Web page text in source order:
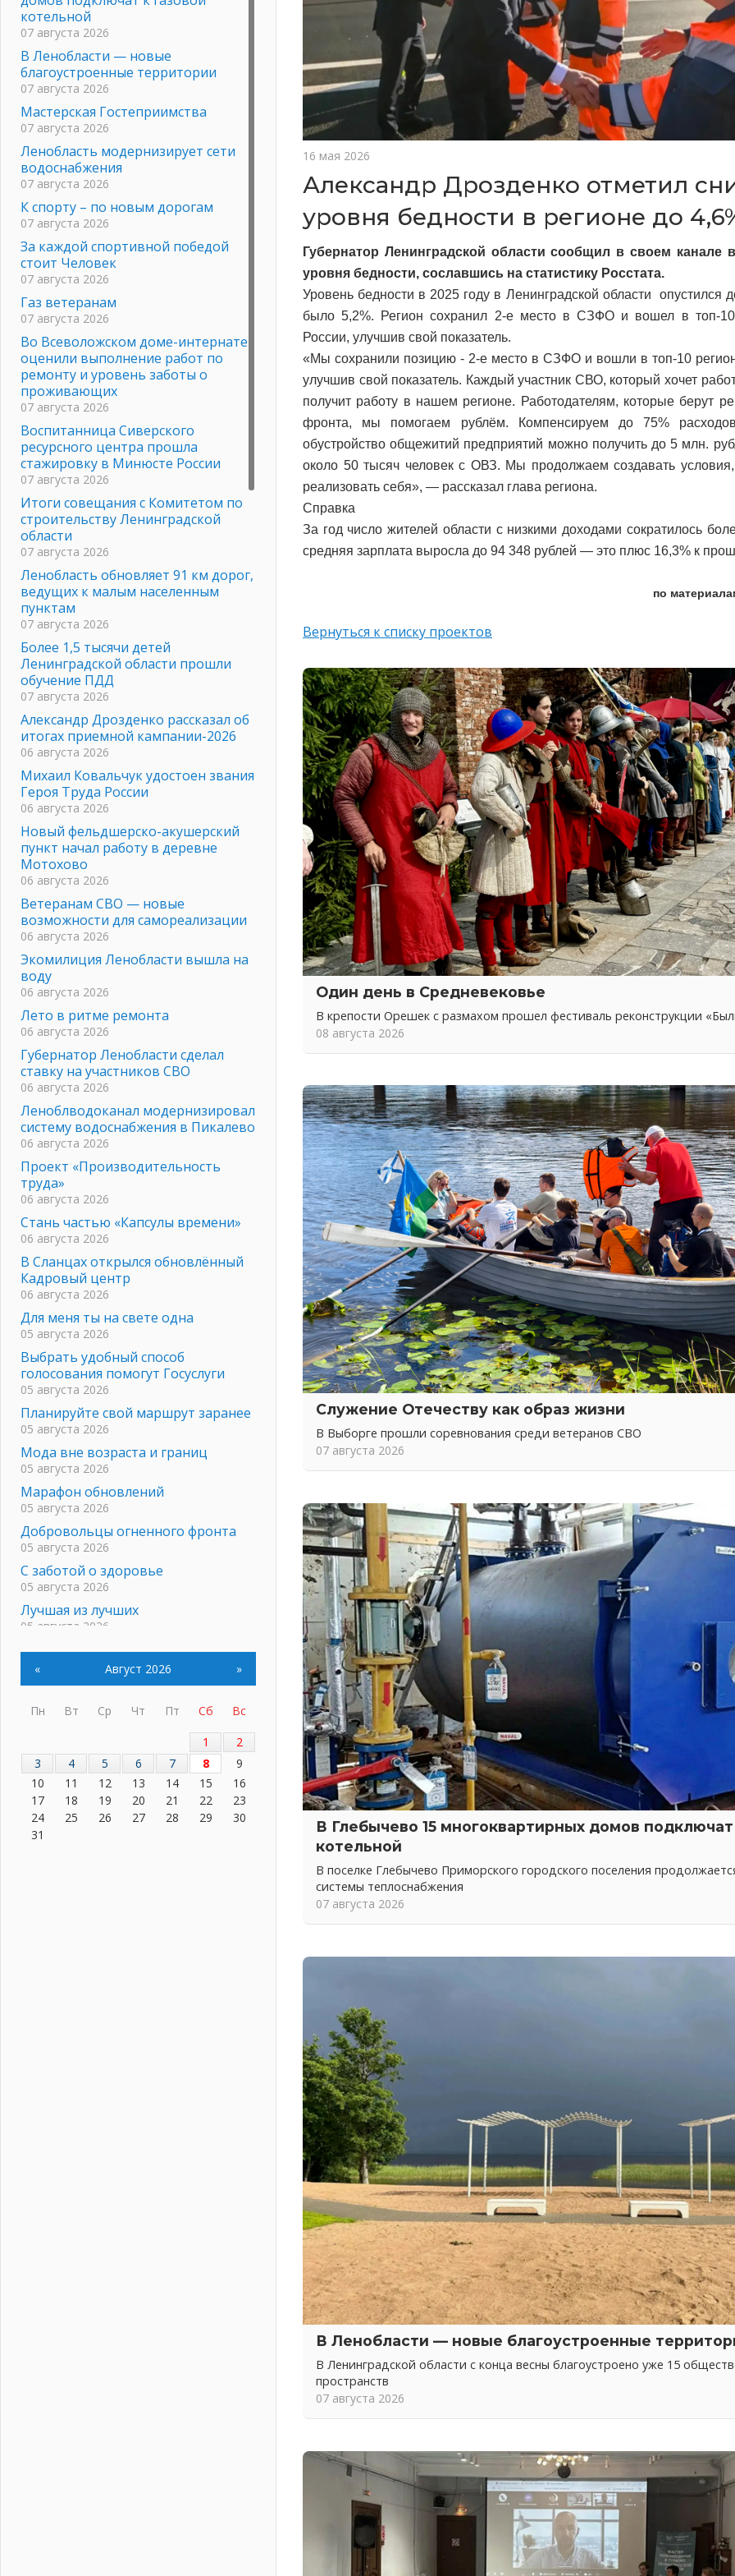
16 мая 2026
Александр Дрозденко отметил
уровня бедности в регионе до
Губернатор Ленинградской области сообщил в своем канале
уровня бедности, сославшись на статистику Росстата.
Уровень бедности в 2025 году в Ленинградской области опустился
было 5,2%. Регион сохранил 2-е место в СЗФО и вошел в топ-
России, улучшив свой показатель.
«Мы сохранили позицию - 2-е место в СЗФО и вошли в топ-10
улучшив свой показатель. Каждый участник СВО, который хочет
получит работу в нашем регионе. Работодателям, которые берут
фронта, мы помогаем рублём. Компенсируем до 75%
обустройство общежитий предприятий можно получить до 5 млн.
около 50 тысяч человек с ОВЗ. Мы продолжаем создавать
реализовать себя», — рассказал глава региона.
Справка
За год число жителей области с низкими доходами сократилось
средняя зарплата выросла до 94 348 рублей — это плюс 16,3% к
по
Вернуться к списку проектов
Один день в Средневековье
В крепости Орешек с размахом прошел фестиваль реконструкции
08 августа 2026
Служение Отечеству как образ жизни
В Выборге прошли соревнования среди ветеранов СВО
07 августа 2026
В Глебычево 15 многоквартирных домов подключат
котельной
В поселке Глебычево Приморского городского поселения
системы теплоснабжения
07 августа 2026
В Ленобласти — новые благоустроенные
В Ленинградской области с конца весны благоустроено уже 15
пространств
07 августа 2026
котельной
07 августа 2026
В Ленобласти — новые
благоустроенные территории
07 августа 2026
Мастерская Гостеприимства
07 августа 2026
Ленобласть модернизирует сети
водоснабжения
07 августа 2026
К спорту – по новым дорогам
07 августа 2026
За каждой спортивной победой
стоит Человек
07 августа 2026
Газ ветеранам
07 августа 2026
Во Всеволожском доме-интернате
оценили выполнение работ по
ремонту и уровень заботы о
проживающих
07 августа 2026
Воспитанница Сиверского
ресурсного центра прошла
стажировку в Минюсте России
07 августа 2026
Итоги совещания с Комитетом по
строительству Ленинградской
области
07 августа 2026
Ленобласть обновляет 91 км дорог,
ведущих к малым населенным
пунктам
07 августа 2026
Более 1,5 тысячи детей
Ленинградской области прошли
обучение ПДД
07 августа 2026
Александр Дрозденко рассказал об
итогах приемной кампании-2026
06 августа 2026
Михаил Ковальчук удостоен звания
Героя Труда России
06 августа 2026
Новый фельдшерско-акушерский
пункт начал работу в деревне
Мотохово
06 августа 2026
Ветеранам СВО — новые
возможности для самореализации
06 августа 2026
Экомилиция Ленобласти вышла на
воду
06 августа 2026
Лето в ритме ремонта
06 августа 2026
Губернатор Ленобласти сделал
ставку на участников СВО
06 августа 2026
Леноблводоканал модернизировал
систему водоснабжения в Пикалево
06 августа 2026
Проект «Производительность
труда»
06 августа 2026
Стань частью «Капсулы времени»
06 августа 2026
В Сланцах открылся обновлённый
Кадровый центр
06 августа 2026
Для меня ты на свете одна
05 августа 2026
Выбрать удобный способ
голосования помогут Госуслуги
05 августа 2026
Планируйте свой маршрут заранее
05 августа 2026
Мода вне возраста и границ
05 августа 2026
Марафон обновлений
05 августа 2026
Добровольцы огненного фронта
05 августа 2026
С заботой о здоровье
05 августа 2026
Лучшая из лучших
05 августа 2026
Пульс региона
05 августа 2026
«Результат командный, заслуга
каждого ведомства и
муниципалитета»
Вдохновлять, просвещать и
объединять!
05 августа 2026
Не оставят в беде
05 августа 2026
« Август 2026 »
Пн Вт Ср Чт Пт Сб
Вс
1
2
3
4 5 6 7 8
9
10
11 12 13 14 15
16
17
18 19 20 21 22
23
24
25 26 27 28 29
30
31